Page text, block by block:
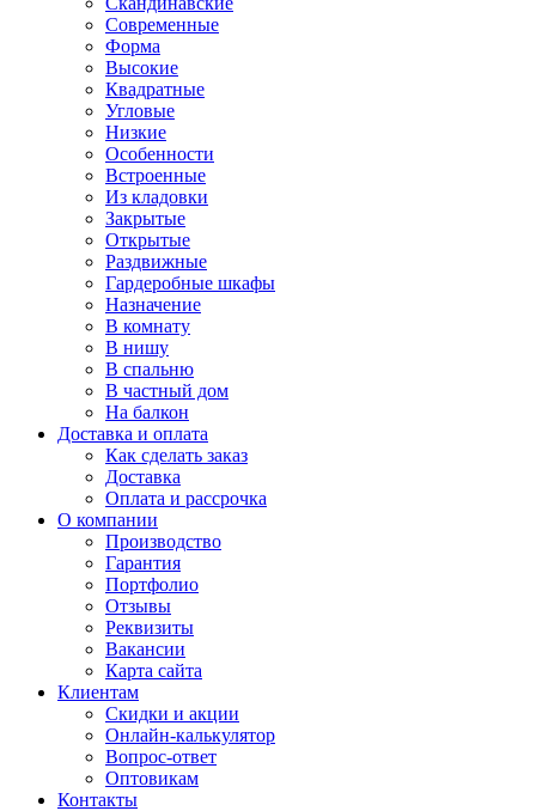
Современные
Форма
Высокие
Квадратные
Угловые
Низкие
Особенности
Встроенные
Из кладовки
Закрытые
Открытые
Раздвижные
Гардеробные шкафы
Назначение
В комнату
В нишу
В спальню
В частный дом
На балкон
Доставка и оплата
Как сделать заказ
Доставка
Оплата и рассрочка
О компании
Производство
Гарантия
Портфолио
Отзывы
Реквизиты
Вакансии
Карта сайта
Клиентам
Скидки и акции
Онлайн-калькулятор
Вопрос-ответ
Оптовикам
Контакты